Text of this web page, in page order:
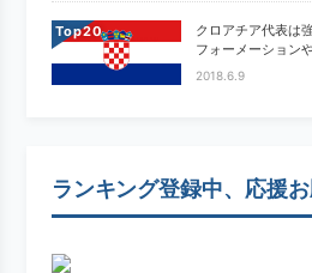
Top
クロアチア代表は
フォーメーション
2018.6.9
ランキング登録中、応援